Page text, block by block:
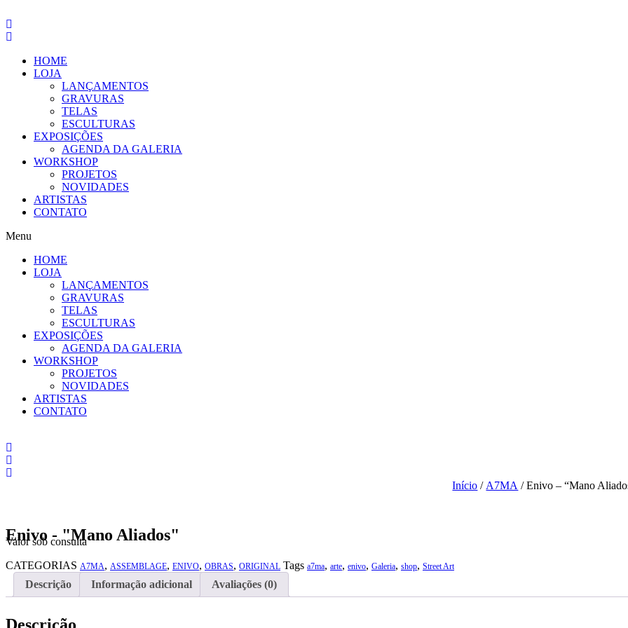
para
o
HOME
LOJA
LANÇAMENTOS
GRAVURAS
TELAS
ESCULTURAS
EXPOSIÇÕES
AGENDA DA GALERIA
WORKSHOP
PROJETOS
NOVIDADES
ARTISTAS
CONTATO
Menu
HOME
LOJA
LANÇAMENTOS
GRAVURAS
TELAS
ESCULTURAS
EXPOSIÇÕES
AGENDA DA GALERIA
WORKSHOP
PROJETOS
NOVIDADES
ARTISTAS
CONTATO
Início / A7MA / Enivo – “Mano
Enivo - "Mano Aliados"
Valor sob consulta
CATEGORIAS A7MA, ASSEMBLAGE, ENIVO, OBRAS, ORIGINAL Tags a7ma, arte, enivo, Galeria, shop, Street Art
Descrição Informação adicional Avaliações (0)
Descrição